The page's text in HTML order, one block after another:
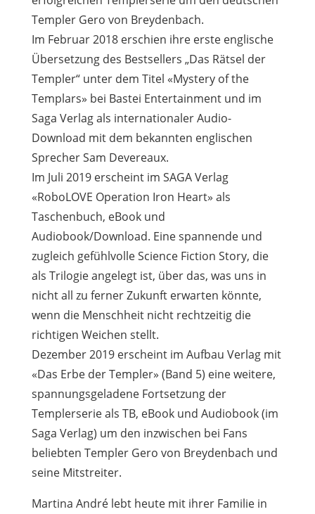
Templer Gero von Breydenbach.
Im Februar 2018 erschien ihre erste englische
Übersetzung des Bestsellers „Das Rätsel der
Templer“ unter dem Titel «Mystery of the
Templars» bei Bastei Entertainment und im
Saga Verlag als internationaler Audio-
Download mit dem bekannten englischen
Sprecher Sam Devereaux.
Im Juli 2019 erscheint im SAGA Verlag
«RoboLOVE Operation Iron Heart» als
Taschenbuch, eBook und
Audiobook/Download. Eine spannende und
zugleich gefühlvolle Science Fiction Story, die
als Trilogie angelegt ist, über das, was uns in
nicht all zu ferner Zukunft erwarten könnte,
wenn die Menschheit nicht rechtzeitig die
richtigen Weichen stellt.
Dezember 2019 erscheint im Aufbau Verlag mit
«Das Erbe der Templer» (Band 5) eine weitere,
spannungsgeladene Fortsetzung der
Templerserie als TB, eBook und Audiobook (im
Saga Verlag) um den inzwischen bei Fans
beliebten Templer Gero von Breydenbach und
seine Mitstreiter.
Martina André lebt heute mit ihrer Familie in